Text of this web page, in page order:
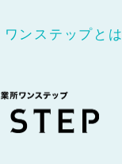
ワンステップとは